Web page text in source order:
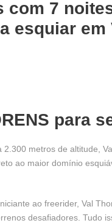
com 7
esquiar em
para
2.300 metros de altitude,
ao maior domínio
ao freerider, Val
desafiadores. Tudo